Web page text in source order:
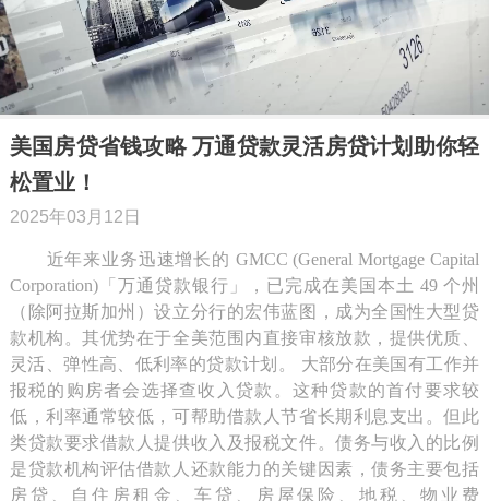
美国房贷省钱攻略 万通贷款灵活房贷计划助你轻
松置业！
2025年03月12日
近年来业务迅速增长的 GMCC (General Mortgage Capital
Corporation)「万通贷款银行」，已完成在美国本土 49 个州
（除阿拉斯加州）设立分行的宏伟蓝图，成为全国性大型贷
款机构。其优势在于全美范围内直接审核放款，提供优质、
灵活、弹性高、低利率的贷款计划。 大部分在美国有工作并
报税的购房者会选择查收入贷款。这种贷款的首付要求较
低，利率通常较低，可帮助借款人节省长期利息支出。但此
类贷款要求借款人提供收入及报税文件。债务与收入的比例
是贷款机构评估借款人还款能力的关键因素，债务主要包括
房贷、自住房租金、车贷、房屋保险、地税、物业费